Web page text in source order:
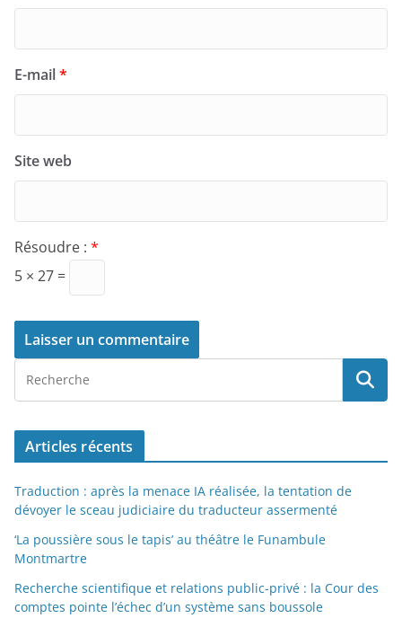
E-mail*
Site web
Résoudre : *
5 × 27 =
Articles récents
Traduction : après la menace IA réalisée, la tentation de
dévoyer le sceau judiciaire du traducteur assermenté
‘La poussière sous le tapis’ au théâtre le Funambule
Montmartre
Recherche scientifique et relations public-privé : la Cour des
comptes pointe l’échec d’un système sans boussole